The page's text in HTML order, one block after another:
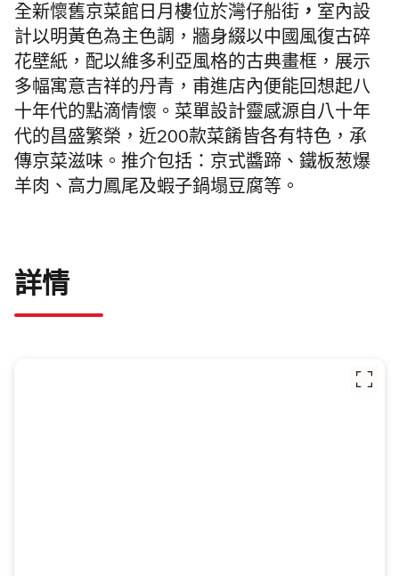
全新懷舊京菜館日月樓位於灣仔船街 ， 室內設
計以明黃色為主色調， 牆身綴以中國風復古碎
花壁紙，配以維多利亞風格的古典畫框， 展示
多幅寓意吉祥的丹青， 甫進店內便能回想起八
十年代的點滴情懷。 菜單設計靈感源自八十年
代的昌盛繁榮， 近200款菜餚皆各有特色，承
傳京菜滋味。推介包括： 京式醬蹄、 鐵板葱爆
羊肉、高力鳳尾及蝦子鍋塌豆腐等。
詳情